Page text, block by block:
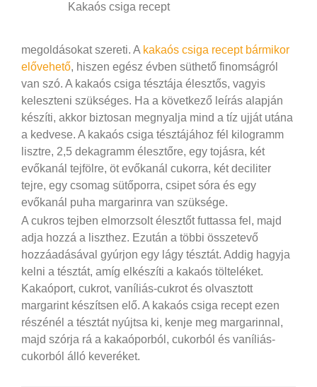
Kakaós csiga recept
megoldásokat szereti. A kakaós csiga recept bármikor
elővehető, hiszen egész évben süthető finomságról
van szó. A kakaós csiga tésztája élesztős, vagyis
keleszteni szükséges. Ha a következő leírás alapján
készíti, akkor biztosan megnyalja mind a tíz ujját utána
a kedvese. A kakaós csiga tésztájához fél kilogramm
lisztre, 2,5 dekagramm élesztőre, egy tojásra, két
evőkanál tejfölre, öt evőkanál cukorra, két deciliter
tejre, egy csomag sütőporra, csipet sóra és egy
evőkanál puha margarinra van szüksége.
A cukros tejben elmorzsolt élesztőt futtassa fel, majd
adja hozzá a liszthez. Ezután a többi összetevő
hozzáadásával gyúrjon egy lágy tésztát. Addig hagyja
kelni a tésztát, amíg elkészíti a kakaós tölteléket.
Kakaóport, cukrot, vaníliás-cukrot és olvasztott
margarint készítsen elő. A kakaós csiga recept ezen
részénél a tésztát nyújtsa ki, kenje meg margarinnal,
majd szórja rá a kakaóporból, cukorból és vaníliás-
cukorból álló keveréket.